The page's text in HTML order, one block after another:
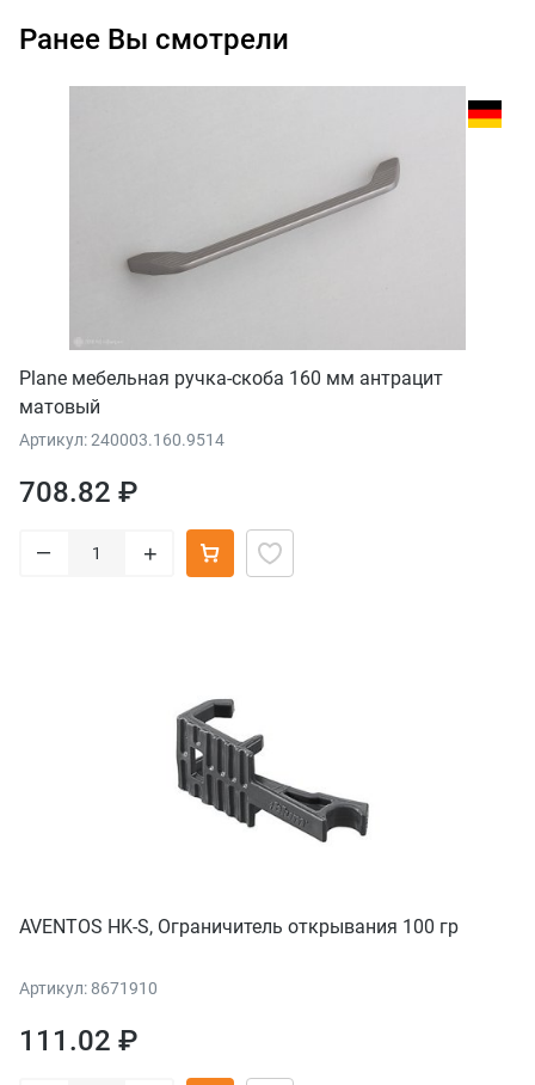
Ранее Вы смотрели
Plane мебельная ручка-скоба 160 мм антрацит
матовый
Артикул: 240003.160.9514
708.82 ₽
– +
AVENTOS HK-S, Ограничитель открывания 100 гр
Артикул: 8671910
111.02 ₽